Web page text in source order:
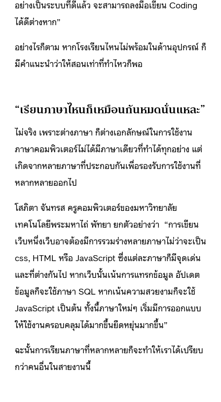
อย่างเป็นระบบที่ดีแล้ว จะสามารถลงมือเขียน Coding
ได้ดีต่างหาก”
อย่างไรก็ตาม หากโรงเรียนไหนไม่พร้อมในด้านอุปกรณ์ ก็
มีคำแนะนำว่าให้สอนเท่าที่ทำไหวก็พอ
“เรียนภาษาไหนก็เหมือนกันหมดนั่นแหละ”
ไม่จริง เพราะต่างภาษา ก็ต่างเอกลักษณ์ในการใช้งาน
ภาษาคอมพิวเตอร์ไม่ได้มีภาษาเดียวที่ทำได้ทุกอย่าง แต่
เกิดจากหลายภาษาที่ประกอบกันเพื่อรองรับการใช้งานที่
หลากหลายออกไป
โสภิตา จันทรส ครูคอมพิวเตอร์ของมหาวิทยาลัย
เทคโนโลยีพระมหาไถ่ พัทยา ยกตัวอย่างว่า “การเขียน
เว็บหนึ่งเว็บอาจต้องมีการรวมร่างหลายภาษาไม่ว่าจะเป็น
css, HTML หรือ JavaScript ซึ่งแต่ละภาษาก็มีจุดเด่น
และที่ต่างกันไป หากเว็บนั้นเน้นการแทรกข้อมูล อัปเดต
ข้อมูลก็จะใช้ภาษา SQL หากเน้นความสวยงามก็จะใช้
JavaScript เป็นต้น ทั้งนี้ภาษาใหม่ๆ เริ่มมีการออกแบบ
ให้ใช้งานครอบคลุมได้มากขึ้นยืดหยุ่นมากขึ้น”
ฉะนั้นการเรียนภาษาที่หลากหลายก็จะทำให้เราได้เปรียบ
กว่าคนอื่นในสายงานนี้